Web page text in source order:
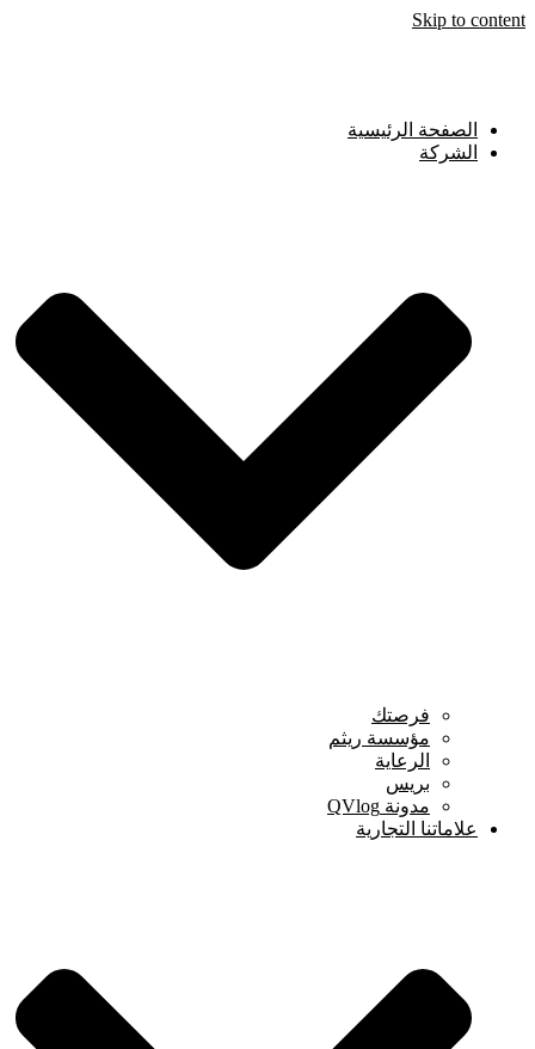
Skip to content
الصفحة الرئيسية
الشركة
فرصتك
مؤسسة ريثم
الرعاية
بريس
مدونة QVlog
علاماتنا التجارية